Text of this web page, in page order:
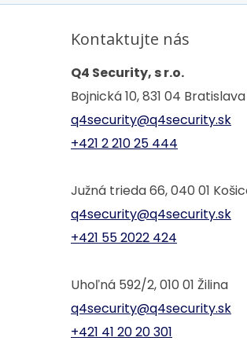
Kontaktujte nás
Q4 Security, s r.o.
Bojnická 10, 831 04 Bratislava
q4security@q4security.sk
+421 2 210 25 444
Južná trieda 66, 040 01
q4security@q4security.sk
+421 55 2022 424
Uhoľná 592/2, 010 01 Žilina
q4security@q4security.sk
+421 41 20 20 301